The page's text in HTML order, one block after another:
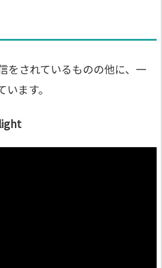
をされているものの他に、一
ます。